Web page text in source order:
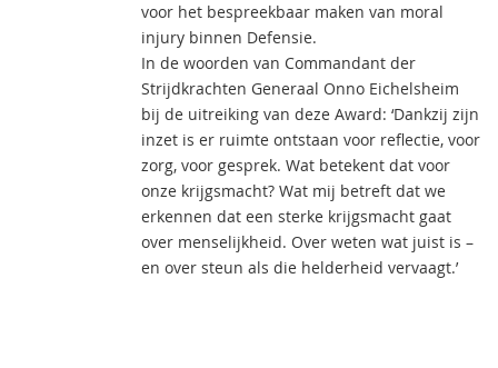
voor het bespreekbaar maken van moral
injury binnen Defensie.
In de woorden van Commandant der
Strijdkrachten Generaal Onno Eichelsheim
bij de uitreiking van deze Award: ‘Dankzij zijn
inzet is er ruimte ontstaan voor reflectie, voor
zorg, voor gesprek. Wat betekent dat voor
onze krijgsmacht? Wat mij betreft dat we
erkennen dat een sterke krijgsmacht gaat
over menselijkheid. Over weten wat juist is –
en over steun als die helderheid vervaagt.’